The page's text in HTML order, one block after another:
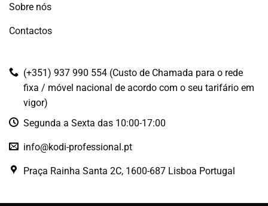
Sobre nós
Contactos
(+351) 937 990 554 (Custo de Chamada para o rede
fixa / móvel nacional de acordo com o seu tarifário em
vigor)
Segunda a Sexta das 10:00-17:00
info@kodi-professional.pt
Praça Rainha Santa 2C, 1600-687 Lisboa Portugal